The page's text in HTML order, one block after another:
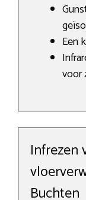
Een
voor
Infrezen
Buchten